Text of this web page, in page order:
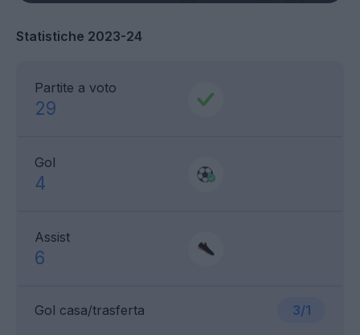
Statistiche 2023-24
Partite a voto
29
Gol
4
Assist
6
Gol casa/trasferta 3/1